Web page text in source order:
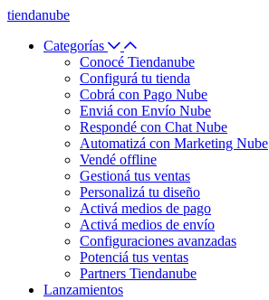
tiendanube
Categorías
Conocé Tiendanube
Configurá tu tienda
Cobrá con Pago Nube
Enviá con Envío Nube
Respondé con Chat Nube
Automatizá con Marketing Nube
Vendé offline
Gestioná tus ventas
Personalizá tu diseño
Activá medios de pago
Activá medios de envío
Configuraciones avanzadas
Potenciá tus ventas
Partners Tiendanube
Lanzamientos